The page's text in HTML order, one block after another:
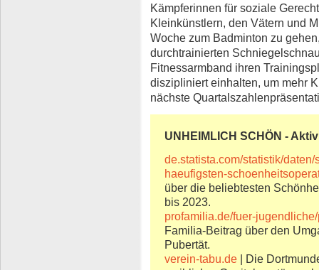
Kämpferinnen für soziale
Kleinkünstlern, den Vätern und
Woche zum Badminton zu
durchtrainierten
Fitnessarmband ihren
diszipliniert einhalten, um mehr
nächste
UNHEIMLICH SCHÖN -
de.statista.com/statistik/
haeufigsten-
über die beliebtesten
bis 2023.
profamilia.de/fuer-
Familia-Beitrag über den
Pubertät.
verein-tabu.de | Die